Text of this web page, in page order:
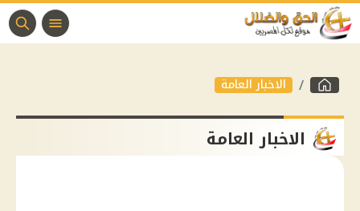
الاخبار العامة
الاخبار العامة